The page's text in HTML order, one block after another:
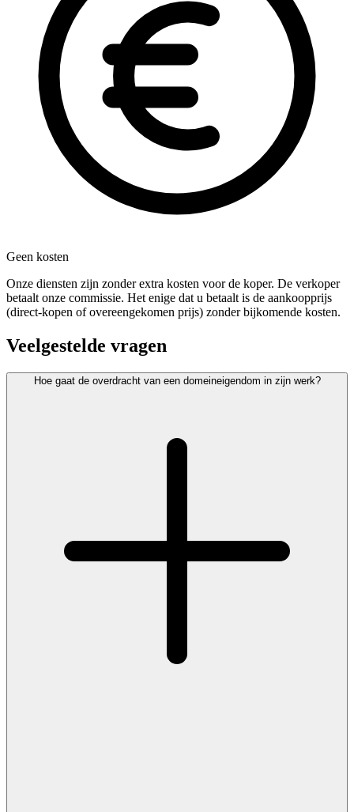
Geen kosten
Onze diensten zijn zonder extra kosten voor de koper. De verkoper
betaalt onze commissie. Het enige dat u betaalt is de aankoopprijs
(direct-kopen of overeengekomen prijs) zonder bijkomende kosten.
Veelgestelde vragen
Hoe gaat de overdracht van een domeineigendom in zijn werk?